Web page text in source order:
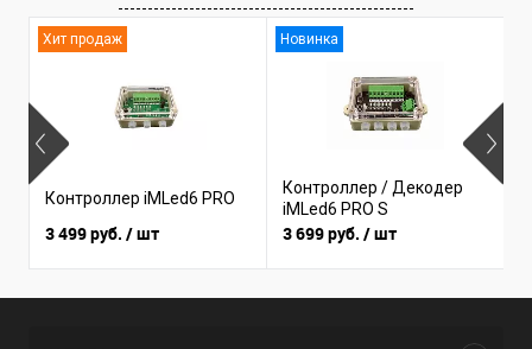
Хит продаж
Контроллер iMLed6 PRO
3 499 руб. / шт
Новинка
Контроллер / Декодер
iMLed6 PRO S
3 699 руб. / шт